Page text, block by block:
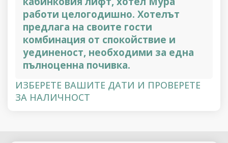
работи целогодишно. Хотелът
предлага на своите гости
комбинация от спокойствие и
уединеност, необходими за една
пълноценна почивка.
ИЗБЕРЕТЕ ВАШИТЕ ДАТИ И ПРОВЕРЕТЕ
ЗА НАЛИЧНОСТ